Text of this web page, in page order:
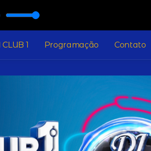
CLUB 1
Na Hora do Rango com NA HORA DO RANGO
1 Programação Contato